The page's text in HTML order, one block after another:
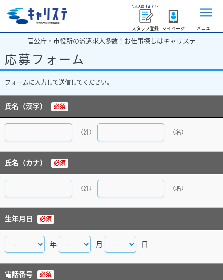
スタッフ登録 マイページ メニュー
官公庁・市役所の派遣求人多数！お仕事探しはキャリステ
応募フォーム
フォームに入力して送信してください。
氏名（漢字） 必須
（姓） （名）
氏名（カナ） 必須
（姓） （名）
生年月日 必須
年 月 日
電話番号 必須